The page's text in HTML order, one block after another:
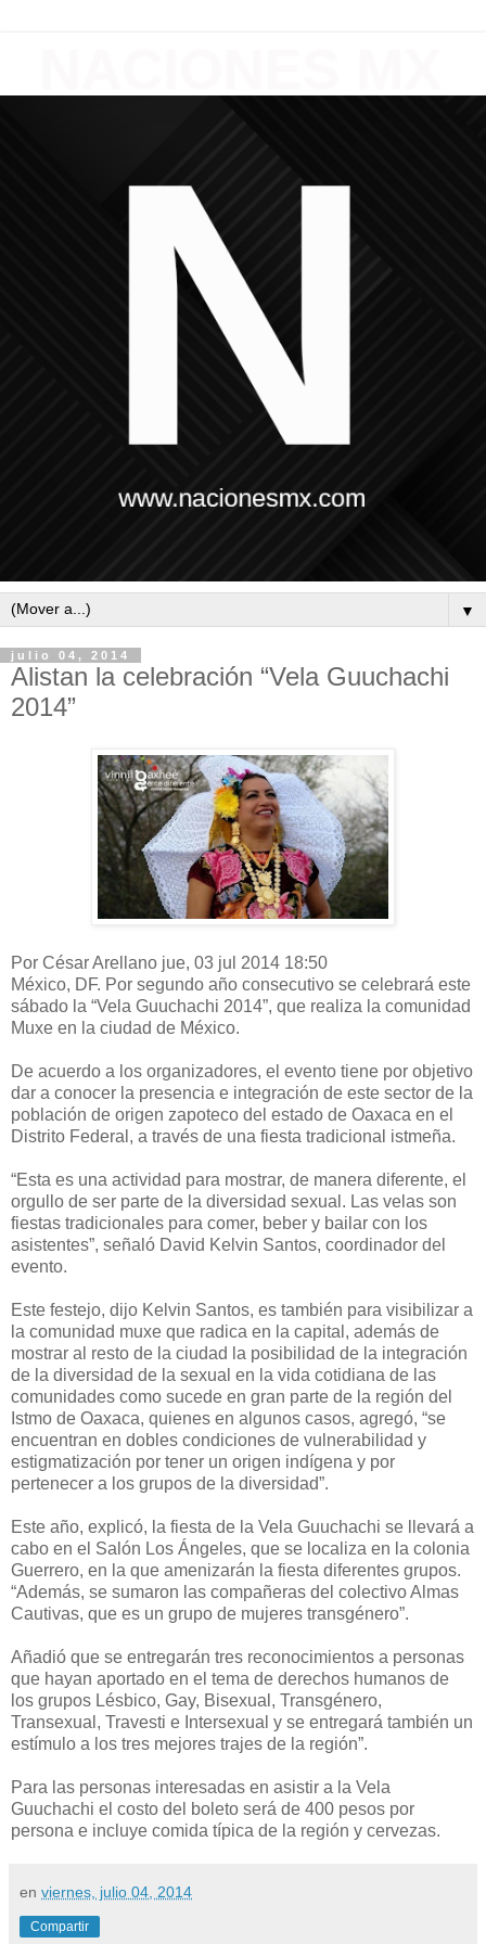
▼
julio 04, 2014
Alistan la celebración “Vela Guuchachi
2014”
Por César Arellano jue, 03 jul 2014 18:50
México, DF. Por segundo año consecutivo se celebrará este
sábado la “Vela Guuchachi 2014”, que realiza la comunidad
Muxe en la ciudad de México.
De acuerdo a los organizadores, el evento tiene por objetivo
dar a conocer la presencia e integración de este sector de la
población de origen zapoteco del estado de Oaxaca en el
Distrito Federal, a través de una fiesta tradicional istmeña.
“Esta es una actividad para mostrar, de manera diferente, el
orgullo de ser parte de la diversidad sexual. Las velas son
fiestas tradicionales para comer, beber y bailar con los
asistentes”, señaló David Kelvin Santos, coordinador del
evento.
Este festejo, dijo Kelvin Santos, es también para visibilizar a
la comunidad muxe que radica en la capital, además de
mostrar al resto de la ciudad la posibilidad de la integración
de la diversidad de la sexual en la vida cotidiana de las
comunidades como sucede en gran parte de la región del
Istmo de Oaxaca, quienes en algunos casos, agregó, “se
encuentran en dobles condiciones de vulnerabilidad y
estigmatización por tener un origen indígena y por
pertenecer a los grupos de la diversidad”.
Este año, explicó, la fiesta de la Vela Guuchachi se llevará a
cabo en el Salón Los Ángeles, que se localiza en la colonia
Guerrero, en la que amenizarán la fiesta diferentes grupos.
“Además, se sumaron las compañeras del colectivo Almas
Cautivas, que es un grupo de mujeres transgénero”.
Añadió que se entregarán tres reconocimientos a personas
que hayan aportado en el tema de derechos humanos de
los grupos Lésbico, Gay, Bisexual, Transgénero,
Transexual, Travesti e Intersexual y se entregará también un
estímulo a los tres mejores trajes de la región”.
Para las personas interesadas en asistir a la Vela
Guuchachi el costo del boleto será de 400 pesos por
persona e incluye comida típica de la región y cervezas.
en viernes, julio 04, 2014
Compartir